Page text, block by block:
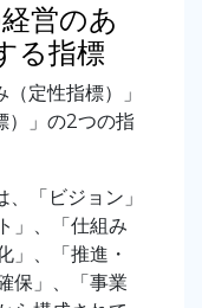
営のあ
る指標
定性指標）」
）」の2つの指
、「ビジョン」
」、「仕組み
」、「推進・
保」、「事業